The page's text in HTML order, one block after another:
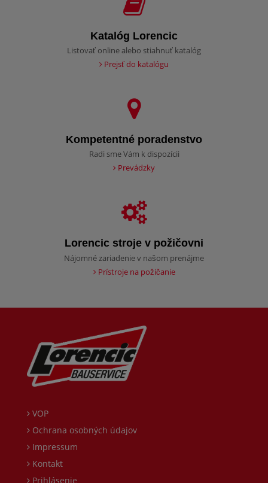
Katalóg Lorencic
Listovať online alebo stiahnuť katalóg
Prejsť do katalógu
Kompetentné poradenstvo
Radi sme Vám k dispozícii
Prevádzky
Lorencic stroje v požičovni
Nájomné zariadenie v našom prenájme
Prístroje na požičanie
VOP
Ochrana osobných údajov
Impressum
Kontakt
Prihlásenie